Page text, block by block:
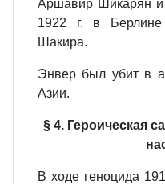
Аршавир Шикарян и
1922 г. в Берлине
Шакира.
Энвер был убит в
Азии.
§ 4. Героическая
В ходе геноцида